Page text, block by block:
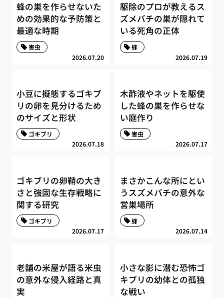
蜂の巣を作らせないた
めの効果的な予防策と
最適な時期
2026.07.20
害虫
駆除のプロが教えるス
ズメバチの巣が隠れて
いる死角の正体
2026.07.19
蜂
小豆に擬態するゴキブ
リの卵を見分けるため
のサイズと形状
2026.07.18
ゴキブリ
木酢液やネットを駆使
した蜂の巣を作らせな
い庭作り
2026.07.17
害虫
ゴキブリの卵鞘の大き
さと強固な生存戦略に
関する研究
2026.07.17
ゴキブリ
まさかこんな所にとい
うスズメバチの意外な
営巣場所
2026.07.14
蜂
老舗の米屋が語る米虫
の意外な侵入経路と真
実
小さな影に潜む恐怖ゴ
キブリの幼体との孤独
な戦い